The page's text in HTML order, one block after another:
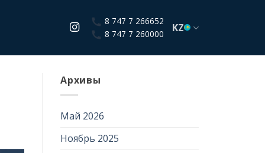
8 747 7 266652
8 747 7 260000
KZ
Архивы
Май 2026
Ноябрь 2025